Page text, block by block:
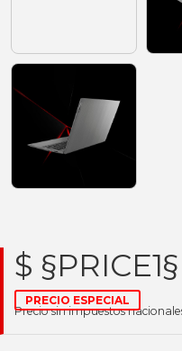
$ §PRICE1§
PRECIO ESPECIAL
Precio sin impuestos